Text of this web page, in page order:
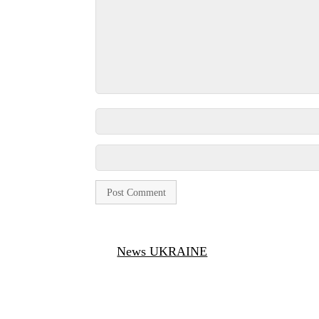
News UKRAINE